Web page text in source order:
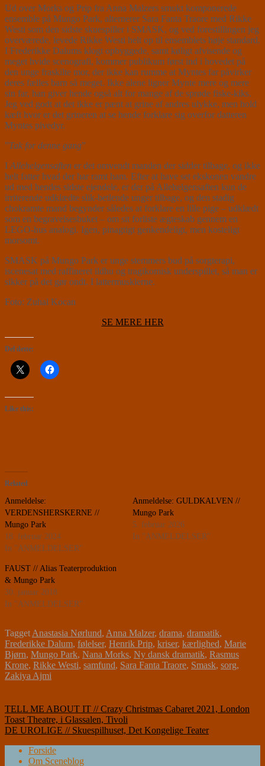
Ud over Morks og Prip fra Anna Malzers smukt komponerede
ensemble på Mungo Park, alternerer Sara Fanta Traore med Rikke
Westi som den sidste skuespiller i SMASK, og ved forestillingen jeg
overværede, levede Rikke Westi helt op til ensemblets høje standard.
I Frederikke Dalums klogt opbyggede, samt køligt afvisende og
meget hvide scenografi, kommer publikum først ind i hovedet på
den unge fraskilte mor, der ikke kan rumme at Myntes far påvirker
deres fælles barn så meget. Ikke alene ligner Mynte mere og mere
sin far, han giver hende også alt for mange af de sprøde fiske-kiks.
Jeg ved godt at det ikke er pænt at grine af andres ulykke, men hold
kæft hvor er det grineren at se hende forklare sig overfor datteren
Myntes pivedyr.
”Tak for denne gang”
I Allehelgensaften er det omvendt manden der sidder tilbage, og ikke
helt fatter hvad der har ramt ham. Efter at have set ekskonen vandre
ud med hendes sidste ejendele, er der på Allehelgensaften kun de
irriterende udklædte slik-betlende unger tilbage, og den stadig
chokramte mand begynder således at forklare en lille pige – udklædt
som en begravelsesbuket – om sit forliste ægteskab gennem en
LEGO-hus analogi. Igen, pinagtigt genkendeligt, men kosteligt
morsomt.
SMASK på Mungo Park er unge stemmers bud på sorgterapi,
iscenesat med raffineret ildhu og tragikomisk underspillet, så man er
sikker på det gør ondt. I lattermusklerne.
Foto: Zuhal Kocan
SE MERE HER
Del dette:
Like this:
Related
Anmeldelse:
VERDENSHERSKERNE //
Mungo Park
18. februar 2024
In "ANMELDELSER"
Anmeldelse: GULDKALVEN //
Mungo Park
5. februar 2026
In "ANMELDELSER"
FAUST // Alias Teaterproduktion
& Mungo Park
30. januar 2018
In "ANMELDELSER"
Tagget Anastasia Nørlund, Anna Malzer, drama, dramatik,
Frederikke Dalum, følelser, Henrik Prip, kriser, kærlighed, Marie
Bjørn, Mungo Park, Nana Morks, Ny dansk dramatik, Rasmus
Krone, Rikke Westi, samfund, Sara Fanta Traore, Smask, sorg,
Zakiya Ajmi
Indlægsnavigation
TELL ME ABOUT IT // Crazy Christmas Cabaret 2021, London
Toast Theatre, i Glassalen, Tivoli
DE UROLIGE // Skuespilhuset, Det Kongelige Teater
Forside
Om Sceneblog